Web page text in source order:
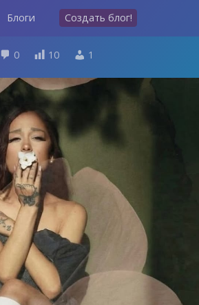
Блоги Создать блог!
 0  10  1